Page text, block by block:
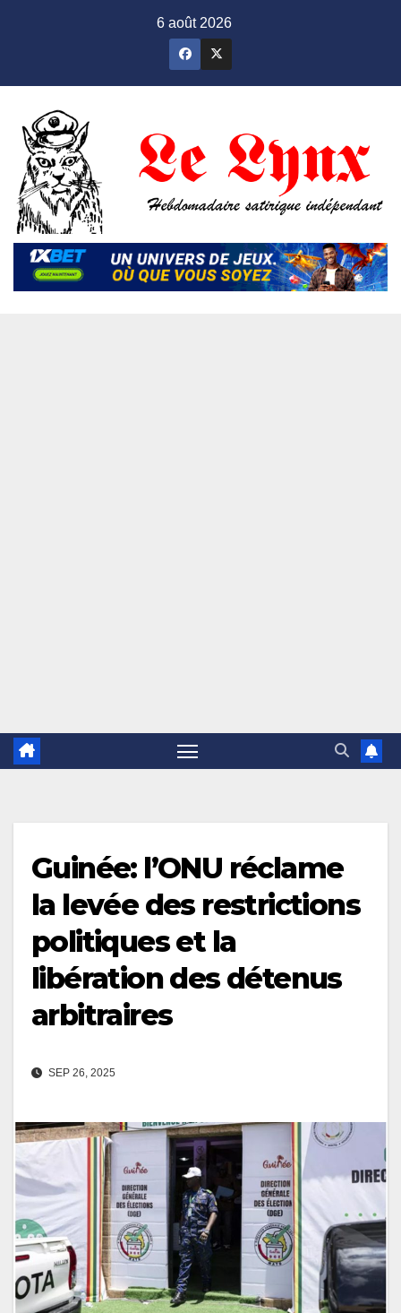
6 août 2026
Guinée: l’ONU réclame
la levée des restrictions
politiques et la
libération des détenus
arbitraires
SEP 26, 2025